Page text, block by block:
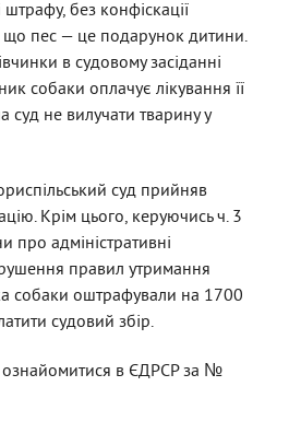
без конфіскації
пес — це подарунок дитини.
в судовому засіданні
собаки оплачує лікування її
суд не вилучати тварину у
суд прийняв
Крім цього, керуючись ч. 3
про адміністративні
правил утримання
собаки оштрафували на 1700
судовий збір.
в ЄДРСР за №